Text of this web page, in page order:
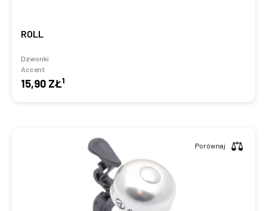
ROLL
Dzwonki
Accent
15,90 ZŁ1
Porównaj